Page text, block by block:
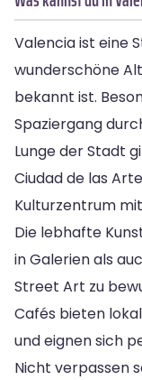
Valencia ist eine
wunderschöne
bekannt ist.
Spaziergang
Lunge der Stadt
Ciudad de las
Kulturzentrum
Die lebhafte
in Galerien als
Street Art zu
Cafés bieten
und eignen sich
Nicht verpassen